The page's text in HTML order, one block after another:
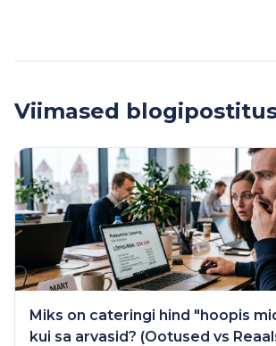
Viimased
Miks on cateringi hind "hoopis
kui sa arvasid? (Ootused vs